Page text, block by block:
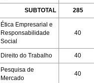
SUBTOTAL 285
Ética Empresarial e
Responsabilidade
Social
40
Direito do Trabalho 40
Pesquisa de
Mercado
40